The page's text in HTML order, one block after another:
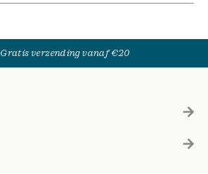
Gratis verzending vanaf €20